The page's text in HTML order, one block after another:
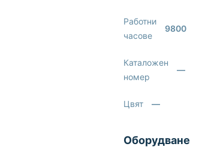
Работни
часове
9800
Каталожен
номер
—
Цвят —
Оборудване